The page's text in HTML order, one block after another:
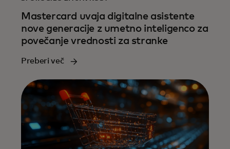
Mastercard uvaja digitalne asistente
nove generacije z umetno inteligenco za
povečanje vrednosti za stranke
Preberi več